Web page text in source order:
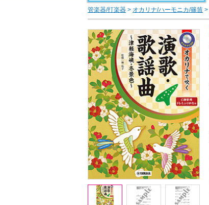
管楽器/打楽器 > オカリナ/ハーモニカ/篠笛 >